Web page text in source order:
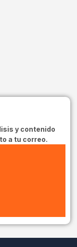
y contenido
a tu correo.